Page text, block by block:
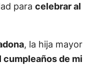
para celebrar al
, la hija mayor
cumpleaños de mi